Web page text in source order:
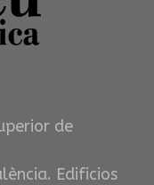
de
Edificios